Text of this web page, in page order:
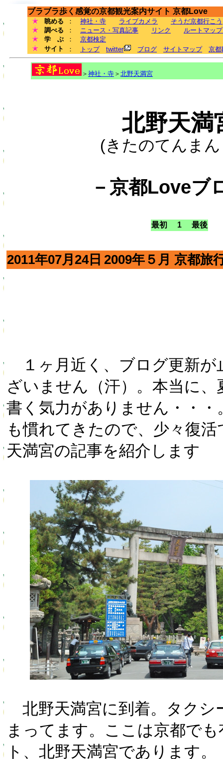
ブラブラ歩く感覚の京都観光案内サイト 京都Love
眺める ： 神社・寺 ライブカメラ
そうだ京都行こう
調べる
： ニュース・写真記事 リンク
ルートマッ
学 ぶ
： 京都検定
サイト
： トップ twitter ブログ サイトマップ 京都
＞ 神社・寺 ＞ 北野天満宮
北野天満
(きたのてんま
－京都Loveブ
最初 1 最後
2011年07月24日 2009年５月 京都旅
１ヶ月近く、ブログ更新が
ざいません（汗）。本当に
書く気力がありません・・
も慣れてきたので、少々復
天満宮の記事を紹介します
北野天満宮に到着。タクシ
まってます。ここは京都で
ト、北野天満宮であります。